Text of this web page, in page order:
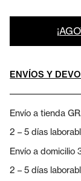
ENVÍOS Y
Envío a tienda
2 – 5 días
Envío a domicilio
2 – 5 días